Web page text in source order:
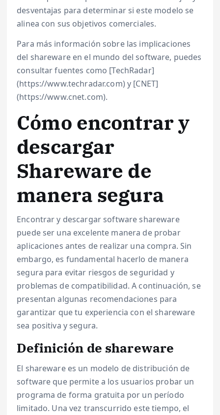
desventajas para determinar si este modelo se
alinea con sus objetivos comerciales.
Para más información sobre las implicaciones
del shareware en el mundo del software, puedes
consultar fuentes como [TechRadar]
(https://www.techradar.com) y [CNET]
(https://www.cnet.com).
Cómo encontrar y
descargar
Shareware de
manera segura
Encontrar y descargar software shareware
puede ser una excelente manera de probar
aplicaciones antes de realizar una compra. Sin
embargo, es fundamental hacerlo de manera
segura para evitar riesgos de seguridad y
problemas de compatibilidad. A continuación, se
presentan algunas recomendaciones para
garantizar que tu experiencia con el shareware
sea positiva y segura.
Definición de shareware
El shareware es un modelo de distribución de
software que permite a los usuarios probar un
programa de forma gratuita por un período
limitado. Una vez transcurrido este tiempo, el